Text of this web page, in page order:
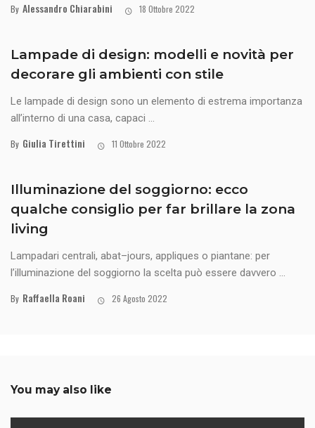
By Alessandro Chiarabini 18 Ottobre 2022
Lampade di design: modelli e novità per
decorare gli ambienti con stile
Le lampade di design sono un elemento di estrema importanza
all’interno di una casa, capaci ...
By Giulia Tirettini 11 Ottobre 2022
Illuminazione del soggiorno: ecco
qualche consiglio per far brillare la zona
living
Lampadari centrali, abat–jours, appliques o piantane: per
l’illuminazione del soggiorno la scelta può essere davvero ...
By Raffaella Roani 26 Agosto 2022
You may also like